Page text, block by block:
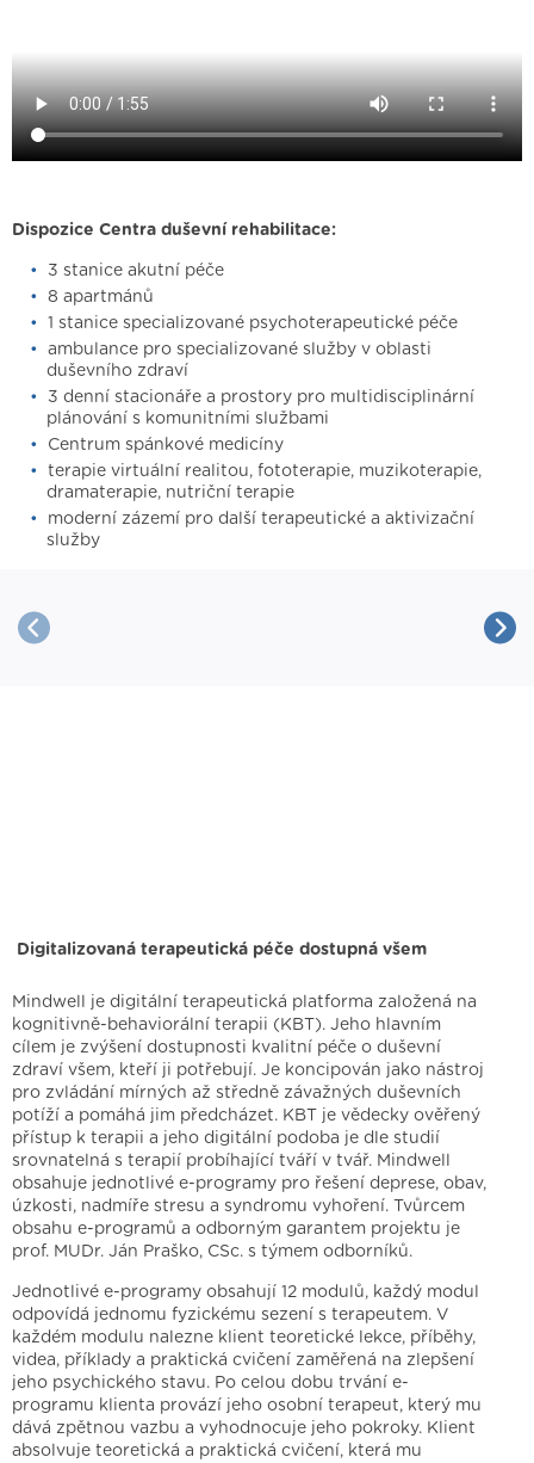
Dispozice Centra duševní rehabilitace:
3 stanice akutní péče
8 apartmánů
1 stanice specializované psychoterapeutické péče
ambulance pro specializované služby v oblasti
duševního zdraví
3 denní stacionáře a prostory pro multidisciplinární
plánování s komunitními službami
Centrum spánkové medicíny
terapie virtuální realitou, fototerapie, muzikoterapie,
dramaterapie, nutriční terapie
moderní zázemí pro další terapeutické a aktivizační
služby
Digitalizovaná terapeutická péče dostupná všem
Mindwell je digitální terapeutická platforma založená na
kognitivně-behaviorální terapii (KBT). Jeho hlavním
cílem je zvýšení dostupnosti kvalitní péče o duševní
zdraví všem, kteří ji potřebují. Je koncipován jako nástroj
pro zvládání mírných až středně závažných duševních
potíží a pomáhá jim předcházet. KBT je vědecky ověřený
přístup k terapii a jeho digitální podoba je dle studií
srovnatelná s terapií probíhající tváří v tvář. Mindwell
obsahuje jednotlivé e-programy pro řešení deprese, obav,
úzkosti, nadmíře stresu a syndromu vyhoření. Tvůrcem
obsahu e-programů a odborným garantem projektu je
prof. MUDr. Ján Praško, CSc. s týmem odborníků.
Jednotlivé e-programy obsahují 12 modulů, každý modul
odpovídá jednomu fyzickému sezení s terapeutem. V
každém modulu nalezne klient teoretické lekce, příběhy,
videa, příklady a praktická cvičení zaměřená na zlepšení
jeho psychického stavu. Po celou dobu trvání e-
programu klienta provází jeho osobní terapeut, který mu
dává zpětnou vazbu a vyhodnocuje jeho pokroky. Klient
absolvuje teoretická a praktická cvičení, která mu